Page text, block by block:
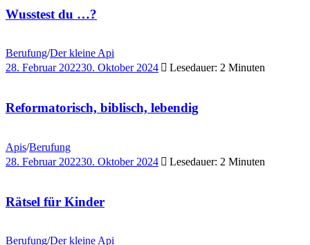
Wusstest du …?
Berufung/Der kleine Api
28. Februar 202230. Oktober 2024 Lesedauer: 2 Minuten
Reformatorisch, biblisch, lebendig
Apis/Berufung
28. Februar 202230. Oktober 2024 Lesedauer: 2 Minuten
Rätsel für Kinder
Berufung/Der kleine Api